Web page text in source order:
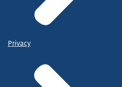
Privacy